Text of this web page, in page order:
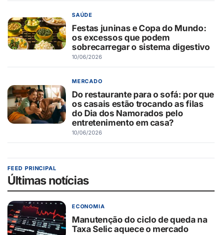
SAÚDE
Festas juninas e Copa do Mundo:
os excessos que podem
sobrecarregar o sistema digestivo
10/06/2026
MERCADO
Do restaurante para o sofá: por que
os casais estão trocando as filas
do Dia dos Namorados pelo
entretenimento em casa?
10/06/2026
FEED PRINCIPAL
Últimas notícias
ECONOMIA
Manutenção do ciclo de queda na
Taxa Selic aquece o mercado